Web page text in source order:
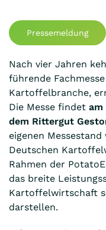
Pressemeldung
Nach vier Jahren
führende
Kartoffelbranche,
Die Messe findet am
dem Rittergut
eigenen
Deutschen
Rahmen der
das breite
Kartoffelwirtschaft
darstellen.